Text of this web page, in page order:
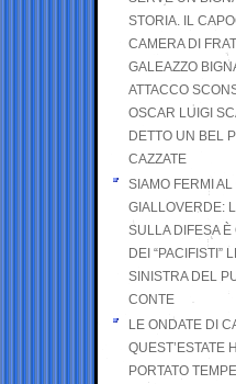
STORIA. IL
CAMERA DI
GALEAZZO
ATTACCO
OSCAR LUIGI
DETTO UN BEL
CAZZATE
SIAMO FERMI
GIALLOVERDE:
SULLA DIFESA È
DEI “PACIFISTI”
SINISTRA DEL
CONTE
LE ONDATE DI
QUEST’ESTATE
PORTATO